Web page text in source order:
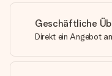
Geschäftliche
Direkt ein Angebot